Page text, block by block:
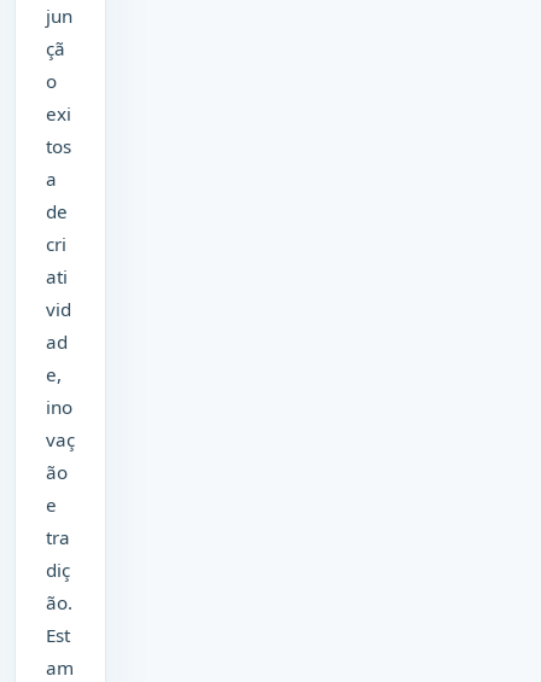
jun
çã
o
exi
tos
a
de
cri
ati
vid
ad
e,
ino
vaç
ão
e
tra
diç
ão.
Est
am